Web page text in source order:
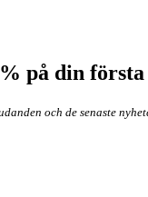
på din
och de senaste